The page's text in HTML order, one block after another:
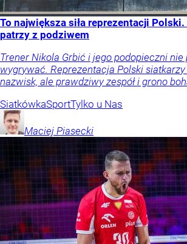
To największa siła reprezentacji
patrzy z podziwem
Trener Nikola Grbić i jego podopieczni nie
wygrywać. Reprezentacja Polski
nazwisk, ale prawdziwy zespół i grono
SiatkówkaSportTylko u Nas
Maciej Piasecki